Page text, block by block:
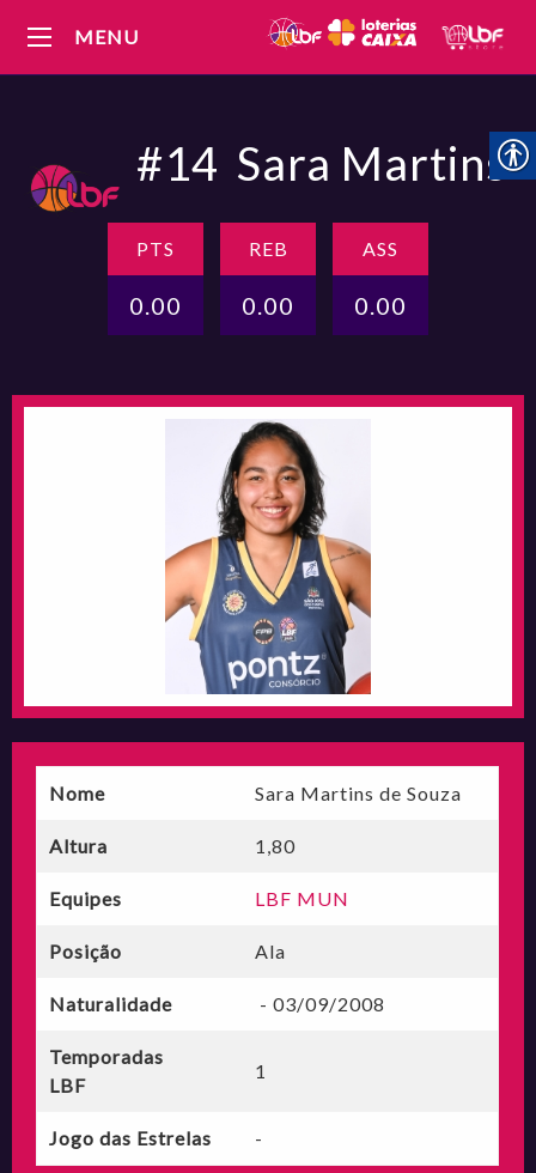
MENU
#14 Sara Martins
PTS
0.00
REB
0.00
ASS
0.00
Nome Sara Martins de Souza
Altura 1,80
Equipes LBF MUN
Posição Ala
Naturalidade - 03/09/2008
Temporadas
LBF
1
Jogo das Estrelas -